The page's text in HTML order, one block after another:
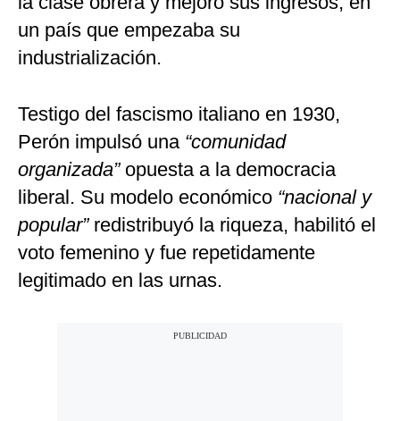
un país que empezaba su
industrialización.
Testigo del fascismo italiano en 1930,
Perón impulsó una“comunidad
organizada” opuesta a la democracia
liberal. Su modelo económico “nacional y
popular” redistribuyó la riqueza, habilitó el
voto femenino y fue repetidamente
legitimado en las urnas.